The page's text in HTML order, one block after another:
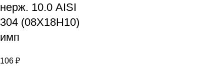
нерж. 10.0 AISI
304 (08Х18Н10)
имп
106 ₽